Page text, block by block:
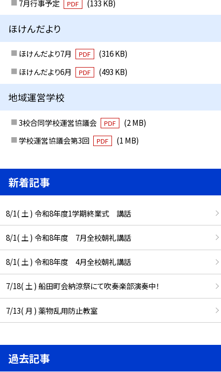
7月行事予定 PDF (133 KB)
ほけんだより
ほけんだより7月 PDF
(316 KB)
ほけんだより6月
PDF (493 KB)
地域運営学校
3校合同学校運営協議会 PDF
(2 MB)
学校運営協議会第3回
PDF (1 MB)
新着記事
8/1( 土 ) 令和8年度1学期終業式 講話
8/1( 土 ) 令和8年度 7月全校朝礼講話
8/1( 土 ) 令和8年度 4月全校朝礼講話
7/18( 土 ) 船田町会納涼祭にて吹奏楽部演奏中！
7/13( 月 ) 薬物乱用防止教室
過去記事